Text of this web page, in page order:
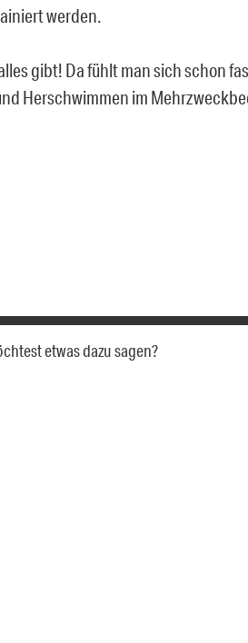
werden.
gibt! Da fühlt man sich schon
Herschwimmen im
etwas dazu sagen?